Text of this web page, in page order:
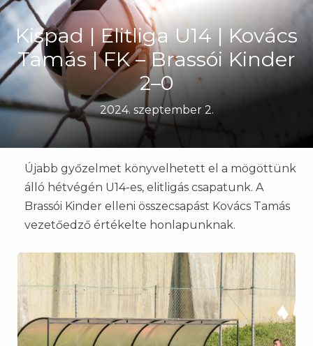
Kispad | Elitliga U14 | Kovács
Tamás | FK – Brassói Kinder
2–0
2024. szeptember 2.
Újabb győzelmet könyvelhetett el a mögöttünk
álló hétvégén U14-es, elitligás csapatunk. A
Brassói Kinder elleni összecsapást Kovács Tamás
vezetőedző értékelte honlapunknak.